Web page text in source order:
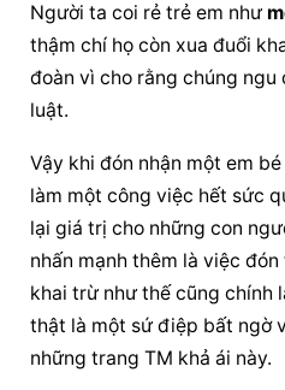
Người ta coi rẻ trẻ em như
thậm chí họ còn xua đuổi
đoàn vì cho rằng chúng
luật.
Vậy khi đón nhận một em
làm một công việc hết sức
lại giá trị cho những con
nhấn mạnh thêm là việc
khai trừ như thế cũng chính
thật là một sứ điệp bất ngờ
những trang TM khả ái này.